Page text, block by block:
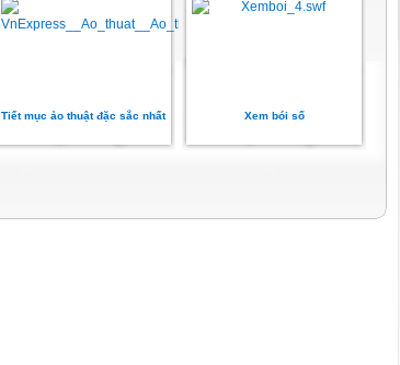
Tiết mục ảo thuật đặc sắc nhất Xem bói số